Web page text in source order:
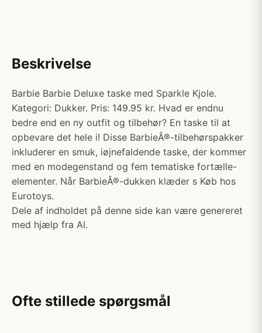
Beskrivelse
Barbie Barbie Deluxe taske med Sparkle Kjole.
Kategori: Dukker. Pris: 149.95 kr. Hvad er endnu
bedre end en ny outfit og tilbehør? En taske til at
opbevare det hele i! Disse BarbieÂ®-tilbehørspakker
inkluderer en smuk, iøjnefaldende taske, der kommer
med en modegenstand og fem tematiske fortælle-
elementer. Når BarbieÂ®-dukken klæder s Køb hos
Eurotoys.
Dele af indholdet på denne side kan være genereret
med hjælp fra AI.
Ofte stillede spørgsmål